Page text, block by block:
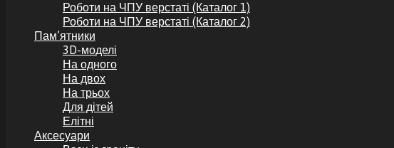
Роботи на ЧПУ верстаті (Каталог 1)
Роботи на ЧПУ верстаті (Каталог 2)
Пам’ятники
3D-моделі
На одного
На двох
На трьох
Для дітей
Елітні
Аксесуари